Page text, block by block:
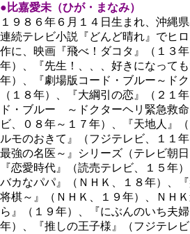
●比嘉愛未（ひが・まなみ）
１９８６年６月１４日生まれ、沖縄
連続テレビ小説『どんど晴れ』でヒ
作に、映画『飛べ！ダコタ』（１３
年）、『先生！、、、好きになって
年）、『劇場版コード・ブルー～ドク
（１８年）、『大綱引の恋』（２１
ド・ブルー ～ドクターヘリ緊急救
ビ、０８年～１７年）、『天地人』
ルモのおきて』（フジテレビ、１１
最強の名医～』シリーズ（テレビ朝日
『恋愛時代』（読売テレビ、１５年
バカなパパ』（ＮＨＫ、１８年）、
将棋～』（ＮＨＫ、１９年）、ＮＨ
ら』（１９年）、『にぶんのいち夫
年）、『推しの王子様』（フジテレ